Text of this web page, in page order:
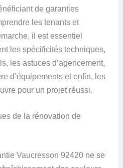
de garanties
les tenants et
il est essentiel
les spécificités techniques,
les astuces d’agencement,
d’équipements et enfin, les
pour un projet réussi.
de la rénovation de
Vaucresson 92420 ne se